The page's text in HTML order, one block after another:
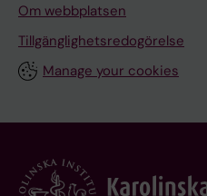
Om webbplatsen
Tillgänglighetsredogörelse
Manage your cookies